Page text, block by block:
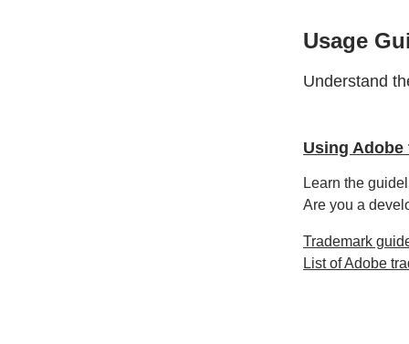
Usage
Understand
Using
Learn the
Are you a
Trademark
List of Adobe